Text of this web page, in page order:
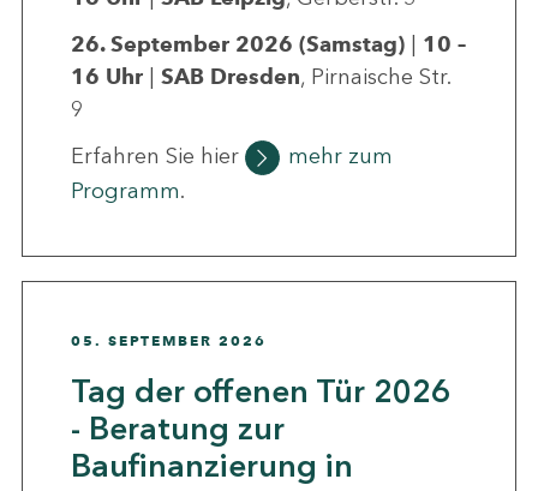
26. September 2026 (Samstag)| 10 –
16 Uhr| SAB Dresden, Pirnaische Str.
9
Erfahren Sie hier
mehr zum
Programm.
05. SEPTEMBER 2026
Tag der offenen Tür 2026
- Beratung zur
Baufinanzierung in